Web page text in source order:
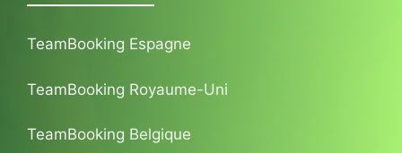
TeamBooking Espagne
TeamBooking Royaume-Uni
TeamBooking Belgique